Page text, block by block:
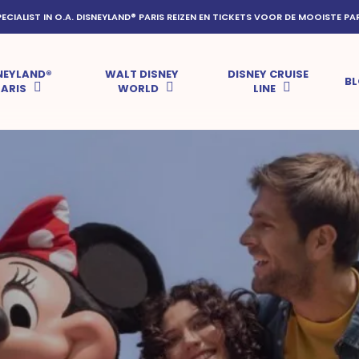
IN O.A. DISNEYLAND® PARIS REIZEN EN TICKETS VOOR DE MOOISTE
WALT DISNEY
WORLD
DISNEY CRUISE
LINE